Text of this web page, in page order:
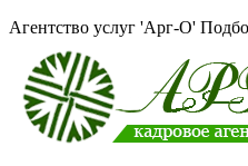
Агентство услуг 'Арг-О'